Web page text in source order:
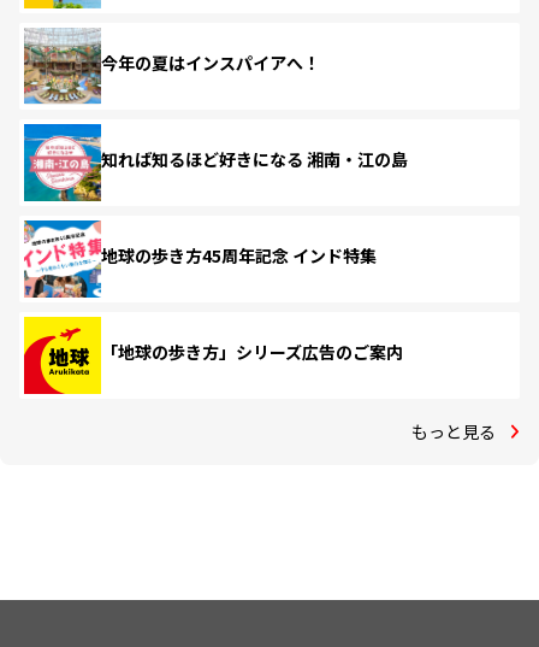
今年の夏はインスパイアへ！
知れば知るほど好きになる 湘南・江の島
地球の歩き方45周年記念 インド特集
「地球の歩き方」シリーズ広告のご案内
もっと見る